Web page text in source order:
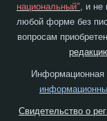
национальный", и не
любой форме без
вопросам
Информационная
Свидетельство о